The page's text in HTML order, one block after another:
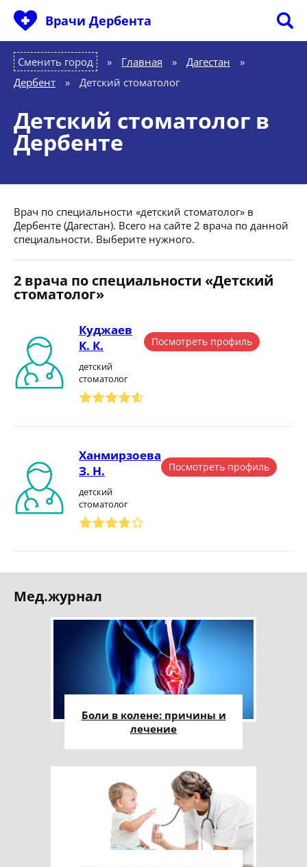
Врачи Дербента
Сменить город Главная » Дагестан
»
Дербент
» Детский стоматолог
Детский стоматолог в
Дербенте
Врач по специальности «детский стоматолог» в
Дербенте (Дагестан). Всего на сайте 2 врача по данной
специальности. Выберите нужного.
2 врача по специальности «Детский
стоматолог»
Куджаев
К. К.
детский
стоматолог
Посмотреть профиль
Ханмирзоева
З. Н.
детский
стоматолог
Посмотреть профиль
Мед.журнал
Боли в колене: причины и
лечение